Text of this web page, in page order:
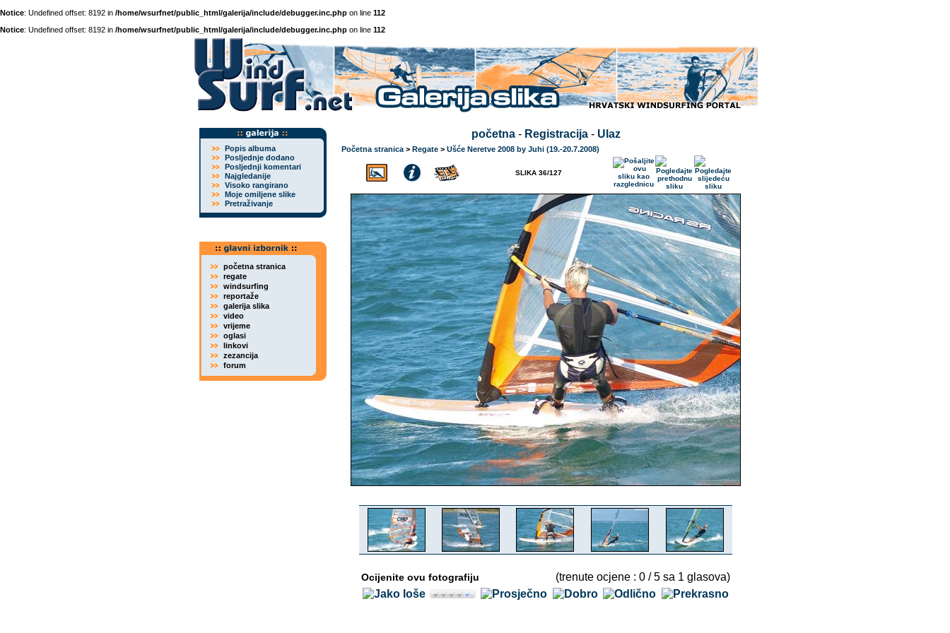
Notice: Undefined offset: 8192 in /home/wsurfnet/public_html/galerija/include/debugger.inc.php on line 112
Notice: Undefined offset: 8192 in /home/wsurfnet/public_html/galerija/include/debugger.inc.php on line 112
Popis albuma
Posljednje dodano
Posljednji komentari
Najgledanije
Visoko rangirano
Moje omiljene slike
Pretraživanje
početna stranica
regate
windsurfing
reportaže
galerija slika
video
vrijeme
oglasi
linkovi
zezancija
forum
početna- Registracija- Ulaz
Početna stranica > Regate > Ušće Neretve 2008 by Juhi (19.-20.7.2008)
SLIKA 36/127
Ocijenite ovu fotografiju (trenute ocjene : 0 / 5 sa 1 glasova)